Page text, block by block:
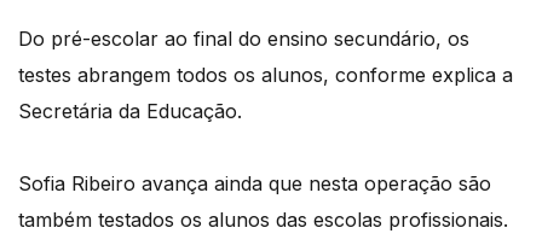
Do pré-escolar ao final do ensino secundário, os
testes abrangem todos os alunos, conforme explica a
Secretária da Educação.
Sofia Ribeiro avança ainda que nesta operação são
também testados os alunos das escolas profissionais.